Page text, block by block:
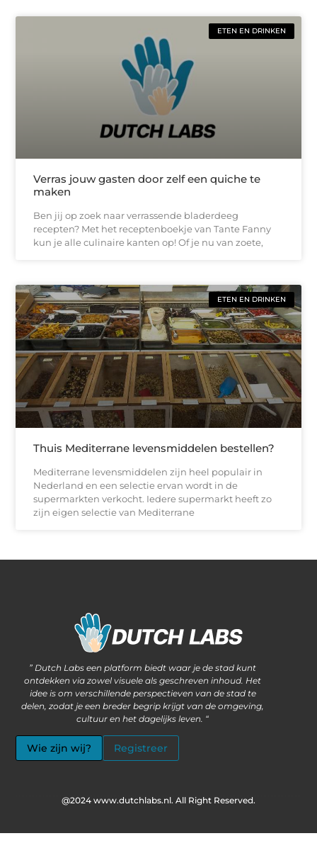
ETEN EN DRINKEN
Verras jouw gasten door zelf een quiche te
maken
Ben jij op zoek naar verrassende bladerdeeg
recepten? Met het receptenboekje van Tante Fanny
kun je alle culinaire kanten op! Of je nu van zoete,
ETEN EN DRINKEN
Thuis Mediterrane levensmiddelen bestellen?
Mediterrane levensmiddelen zijn heel populair in
Nederland en een selectie ervan wordt in de
supermarkten verkocht. Iedere supermarkt heeft zo
zijn eigen selectie van Mediterrane
” Dutch Labs een platform biedt waar je de stad kunt
ontdekken via zowel visuele als geschreven inhoud. Het
idee is om verschillende perspectieven van de stad te
delen, zodat je een breder begrip krijgt van de omgeving,
cultuur en het dagelijks leven. “
Wie zijn wij? Registreer
@2024 www.dutchlabs.nl. All Right Reserved.